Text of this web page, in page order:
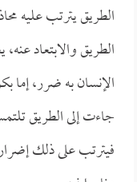
الطريق يترتب عليه
الطريق والابتعاد
الإنسان به ضرر، إما
جاءت إلى الطريق
فيترتب على ذلك